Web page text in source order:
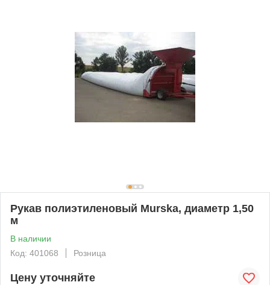
Рукав полиэтиленовый Murska, диаметр 1,50
м
В наличии
Код: 401068
Розница
Цену уточняйте